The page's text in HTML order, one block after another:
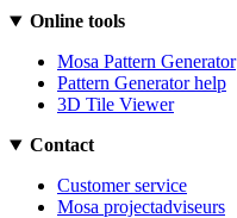
Online tools
Mosa Pattern Generator
Pattern Generator help
3D Tile Viewer
Contact
Customer service
Mosa projectadviseurs